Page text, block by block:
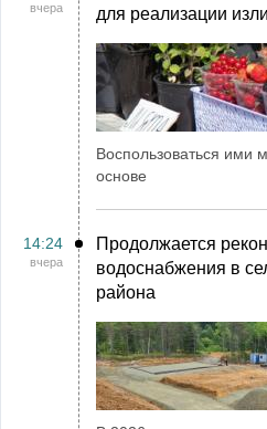
вчера
для реализации
Воспользоваться ими
основе
14:24
вчера
Продолжается
водоснабжения в
района